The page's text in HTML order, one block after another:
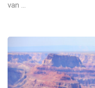
van ...